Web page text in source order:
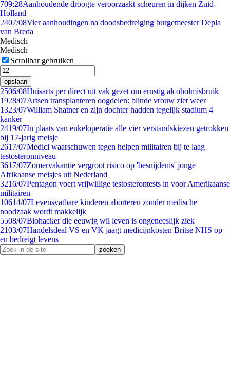
709:28Aanhoudende droogte veroorzaakt scheuren in dijken Zuid-
Holland
2407/08Vier aanhoudingen na doodsbedreiging burgemeester Depla
van Breda
Medisch
Medisch
Scrollbar gebruiken
opslaan
2506/08Huisarts per direct uit vak gezet om ernstig alcoholmisbruik
1928/07Artsen transplanteren oogdelen: blinde vrouw ziet weer
1323/07William Shatner en zijn dochter hadden tegelijk stadium 4
kanker
2419/07In plaats van enkeloperatie alle vier verstandskiezen getrokken
bij 17-jarig meisje
2617/07Medici waarschuwen tegen helpen militairen bij te laag
testosteronniveau
3617/07Zomervakantie vergroot risico op 'besnijdenis' jonge
Afrikaanse meisjes uit Nederland
3216/07Pentagon voert vrijwillige testosterontests in voor Amerikaanse
militairen
10614/07Levensvatbare kinderen aborteren zonder medische
noodzaak wordt makkelijk
5508/07Biohacker die eeuwig wil leven is ongeneeslijk ziek
2103/07Handelsdeal VS en VK jaagt medicijnkosten Britse NHS op
en bedreigt levens